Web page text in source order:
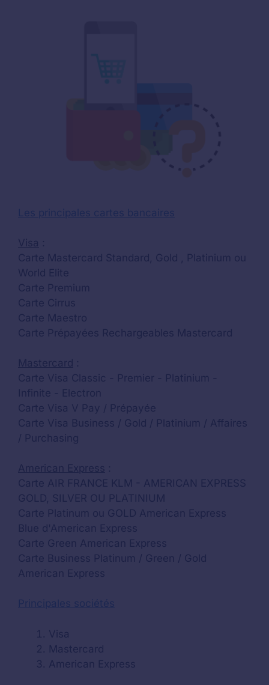
Les principales cartes bancaires
Visa :
Carte Mastercard Standard, Gold , Platinium ou
World Elite
Carte Premium
Carte Cirrus
Carte Maestro
Carte Prépayées Rechargeables Mastercard
Mastercard :
Carte Visa Classic - Premier - Platinium -
Infinite - Electron
Carte Visa V Pay / Prépayée
Carte Visa Business / Gold / Platinium / Affaires
/ Purchasing
American Express :
Carte AIR FRANCE KLM - AMERICAN EXPRESS
GOLD, SILVER OU PLATINIUM
Carte Platinum ou GOLD American Express
Blue d'American Express
Carte Green American Express
Carte Business Platinum / Green / Gold
American Express
Principales sociétés
Visa
Mastercard
American Express